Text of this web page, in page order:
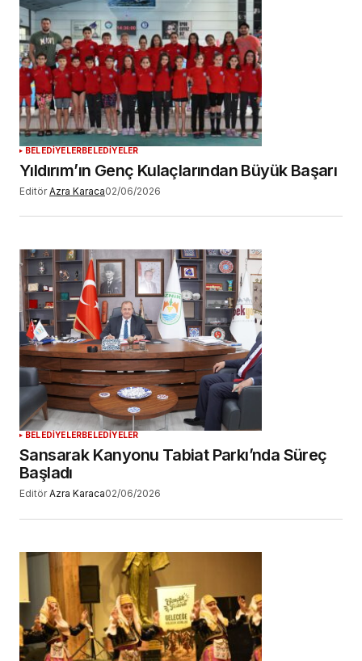
BELEDİYELERBELEDİYELER
Yıldırım’ın Genç Kulaçlarından Büyük Başarı
Editör Azra Karaca02/06/2026
BELEDİYELERBELEDİYELER
Sansarak Kanyonu Tabiat Parkı’nda Süreç
Başladı
Editör Azra Karaca02/06/2026